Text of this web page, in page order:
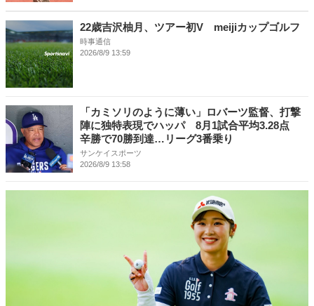
22歳吉沢柚月、ツアー初V meijiカップゴルフ
時事通信
2026/8/9 13:59
「カミソリのように薄い」ロバーツ監督、打撃
陣に独特表現でハッパ 8月1試合平均3.28点
辛勝で70勝到達…リーグ3番乗り
サンケイスポーツ
2026/8/9 13:58